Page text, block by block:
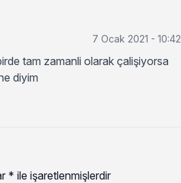
7 Ocak 2021 - 10:42
tam zamanli olarak çalişiyorsa
diyim
* ile işaretlenmişlerdir